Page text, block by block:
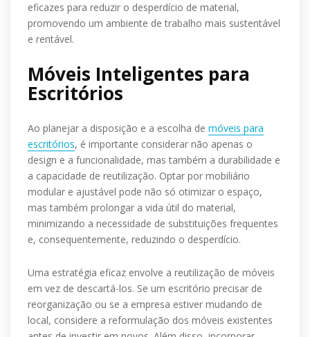
eficazes para reduzir o desperdício de material,
promovendo um ambiente de trabalho mais sustentável
e rentável.
Móveis Inteligentes para
Escritórios
Ao planejar a disposição e a escolha de móveis para
escritórios, é importante considerar não apenas o
design e a funcionalidade, mas também a durabilidade e
a capacidade de reutilização. Optar por mobiliário
modular e ajustável pode não só otimizar o espaço,
mas também prolongar a vida útil do material,
minimizando a necessidade de substituições frequentes
e, consequentemente, reduzindo o desperdício.
Uma estratégia eficaz envolve a reutilização de móveis
em vez de descartá-los. Se um escritório precisar de
reorganização ou se a empresa estiver mudando de
local, considere a reformulação dos móveis existentes